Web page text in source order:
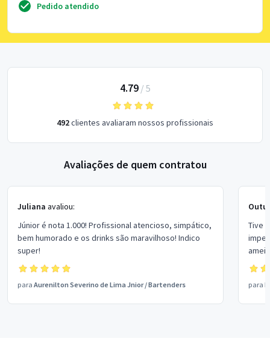
Pedido atendido
4.79/ 5
492clientes avaliaram nossos profissionais
Avaliações de quem contratou
Juliana avaliou:
Júnior é nota 1.000! Profissional atencioso, simpático,
bem humorado e os drinks são maravilhoso! Indico
super!
para Aurenilton Severino de Lima Jnior/Bartenders
Tive
amei
para